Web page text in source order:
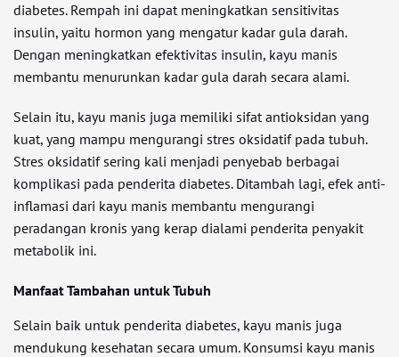
diabetes. Rempah ini dapat meningkatkan sensitivitas
insulin, yaitu hormon yang mengatur kadar gula darah.
Dengan meningkatkan efektivitas insulin, kayu manis
membantu menurunkan kadar gula darah secara alami.
Selain itu, kayu manis juga memiliki sifat antioksidan yang
kuat, yang mampu mengurangi stres oksidatif pada tubuh.
Stres oksidatif sering kali menjadi penyebab berbagai
komplikasi pada penderita diabetes. Ditambah lagi, efek anti-
inflamasi dari kayu manis membantu mengurangi
peradangan kronis yang kerap dialami penderita penyakit
metabolik ini.
Manfaat Tambahan untuk Tubuh
Selain baik untuk penderita diabetes, kayu manis juga
mendukung kesehatan secara umum. Konsumsi kayu manis